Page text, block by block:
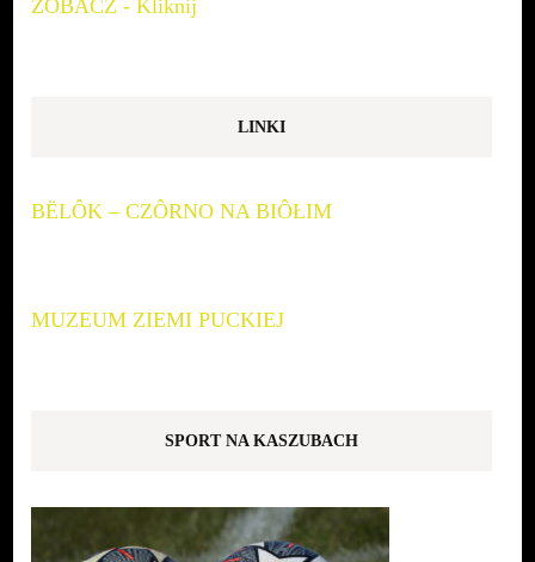
ZOBACZ - Kliknij
LINKI
BËLÔK – CZÔRNO NA BIÔŁIM
MUZEUM ZIEMI PUCKIEJ
SPORT NA KASZUBACH